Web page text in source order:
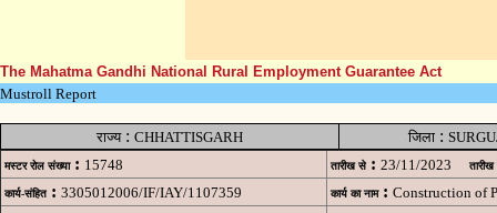
The Mahatma Gandhi National Rural Employment Guarantee Act
Mustroll Report
राज्य: CHHATTISGARH जिला :
मस्टर रोल संख्या : 15748 तारीख से : 23/11/2023 तारीख
कार्य-संहित : 3305012006/IF/IAY/1107359 कार्य का नाम : Construction of